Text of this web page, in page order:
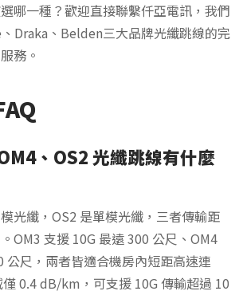
哪一種？歡迎直接聯繫仟亞電訊，我們
Draka、Belden三大品牌光纖跳線的完
務。
、OS2 光纖跳線有什麼
光纖，OS2 是單模光纖，三者傳輸距
OM3 支援 10G 最遠 300 公尺、OM4
公尺，兩者皆適合機房內短距高速連
0.4 dB/km，可支援 10G 傳輸超過 10